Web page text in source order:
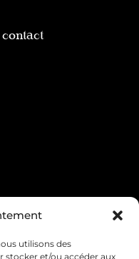
utilisons des
stocker et/ou accéder aux
de vente
& retour